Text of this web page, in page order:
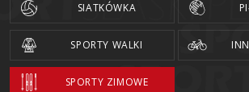
SIATKÓWKA
SPORTY WALKI
SPORTY ZIMOWE